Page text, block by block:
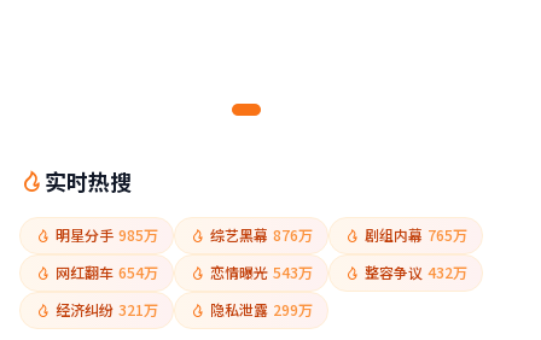
实时热搜
明星分手 985万 综艺黑幕 876万 剧组内幕 765万
网红翻车 654万 恋情曝光 543万 整容争议 432万
经济纠纷 321万 隐私泄露 299万